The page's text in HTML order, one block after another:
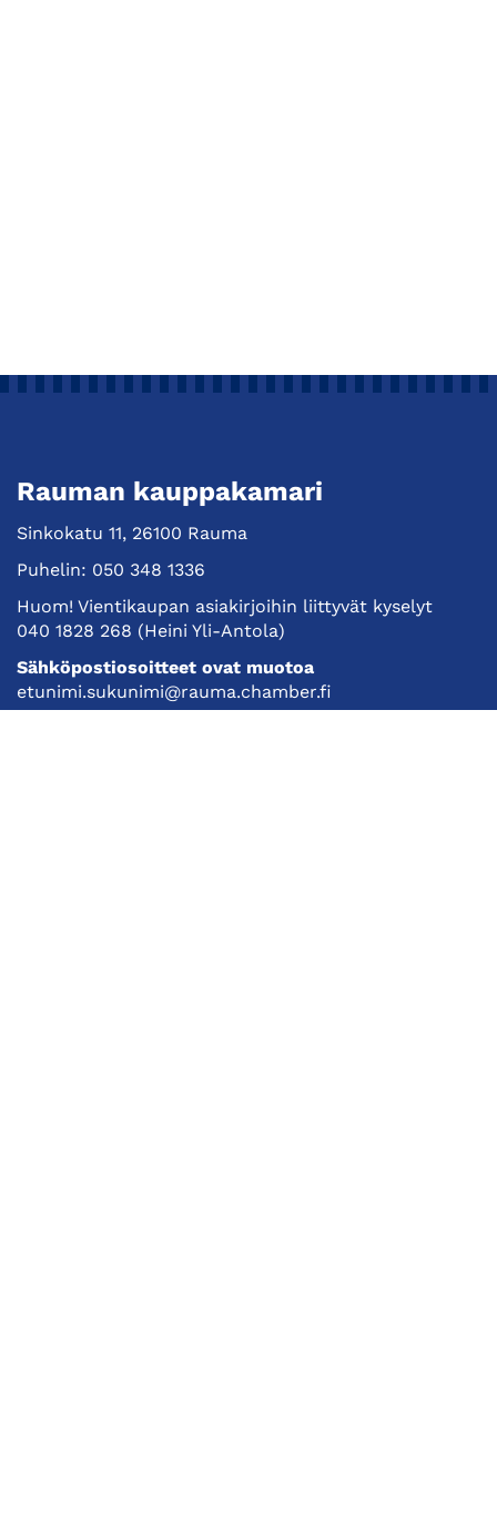
Rauman kauppakamari
Sinkokatu 11, 26100 Rauma
Puhelin: 050 348 1336
Huom! Vientikaupan asiakirjoihin liittyvät kyselyt
040 1828 268 (Heini Yli-Antola)
Sähköpostiosoitteet ovat muotoa
etunimi.sukunimi@rauma.chamber.fi